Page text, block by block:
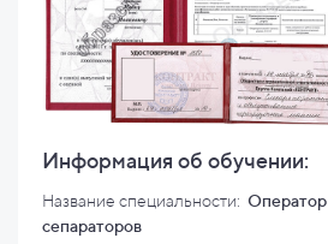
Информация об обучении:
Название специальности:
сепараторов